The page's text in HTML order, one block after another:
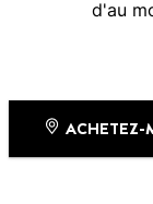
d'au
ACHETEZ-